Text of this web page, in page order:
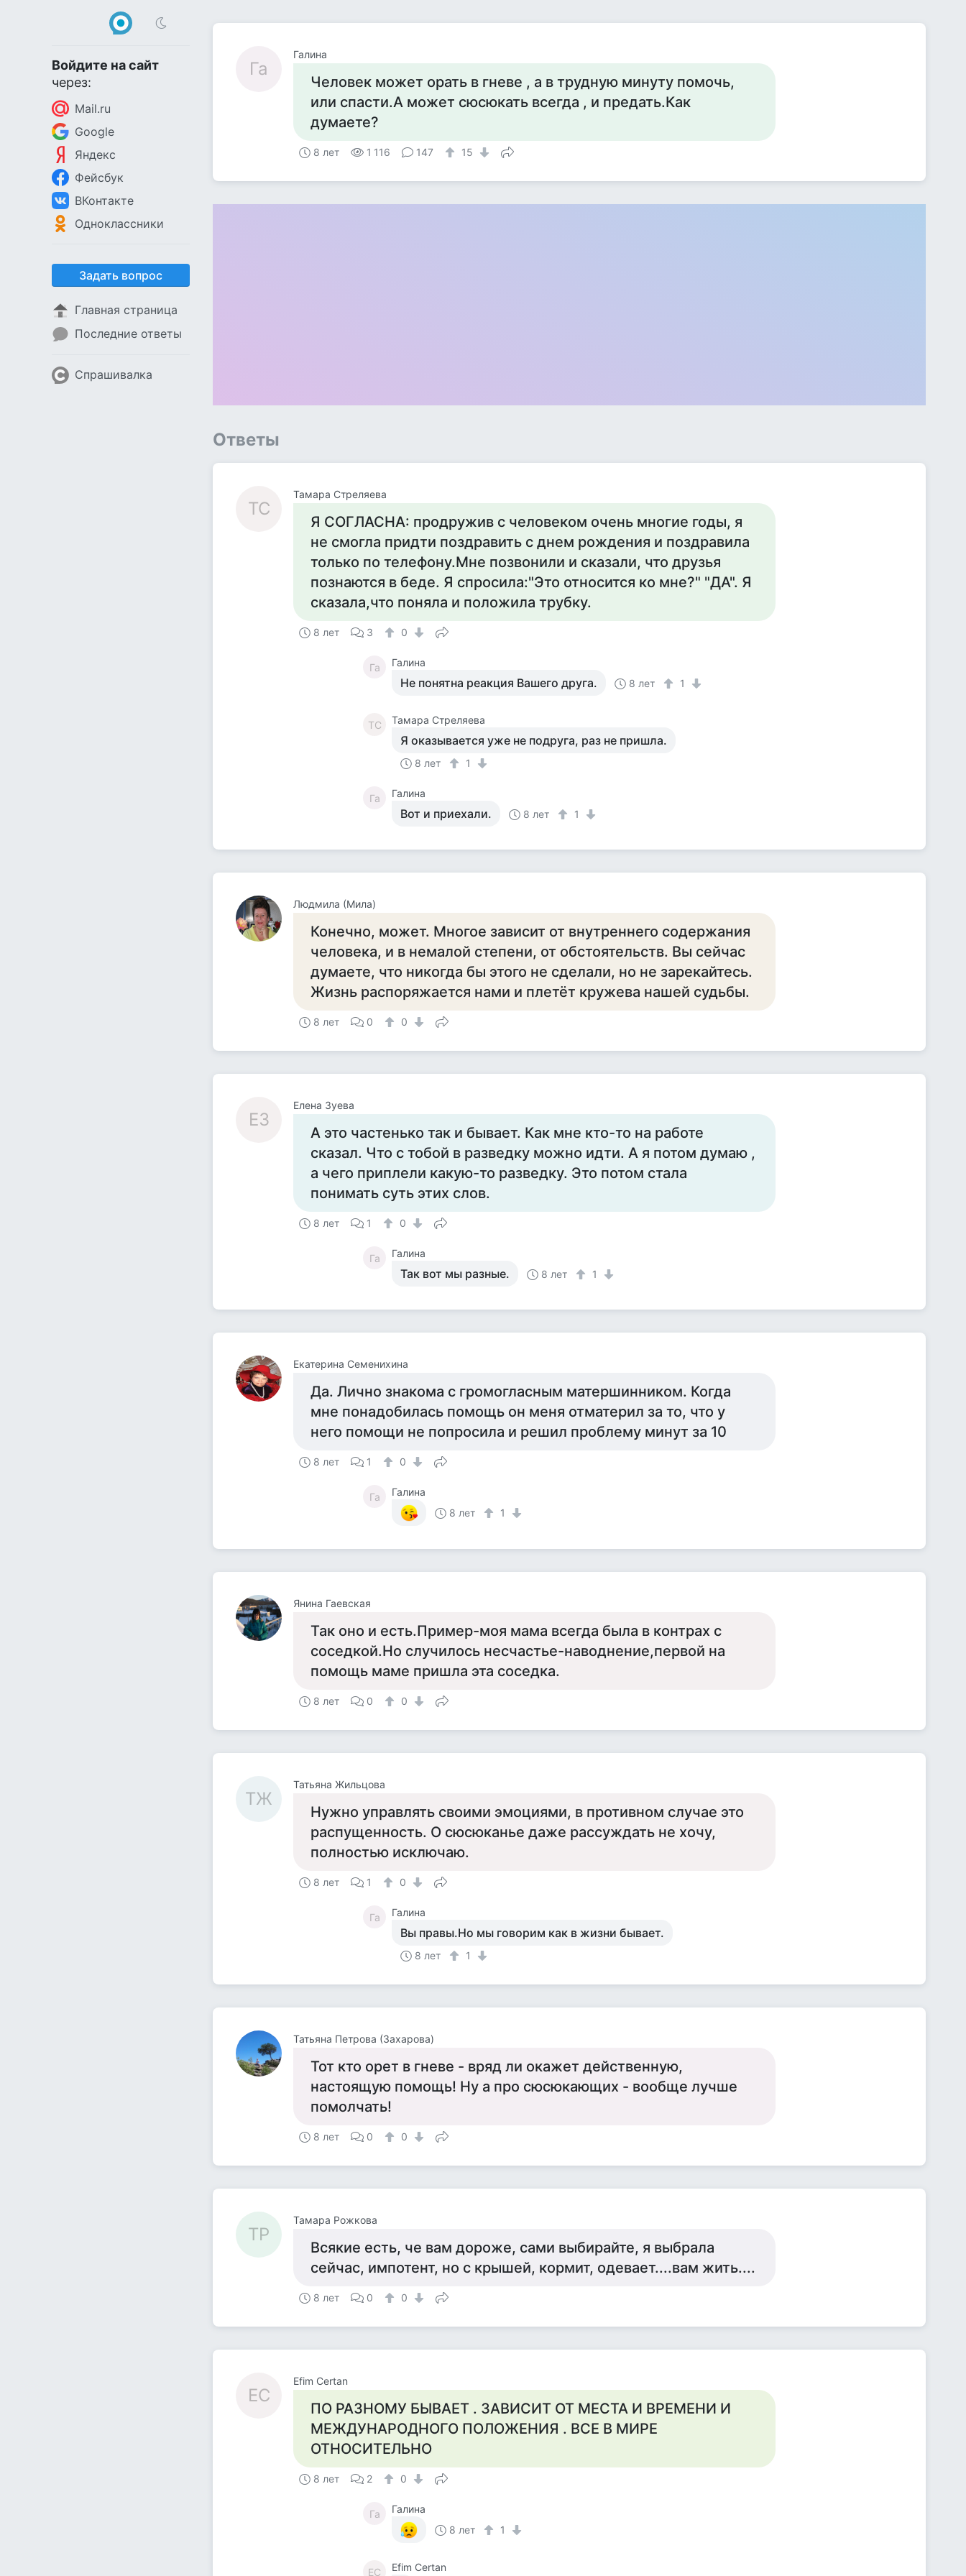
Войдите на сайт
через:
Mail.ru
Google
Яндекс
Фейсбук
ВКонтакте
Одноклассники
Задать вопрос
Главная страница
Последние ответы
Спрашивалка
Га
Галина
Человек может орать в гневе , а в трудную минуту помочь,
или спасти.А может сюсюкать всегда , и предать.Как
думаете?
8 лет 1 116 147 15
Ответы
ТС
Тамара Стреляева
Я СОГЛАСНА: продружив с человеком очень многие годы, я
не смогла придти поздравить с днем рождения и поздравила
только по телефону.Мне позвонили и сказали, что друзья
познаются в беде. Я спросила:"Это относится ко мне?" "ДА". Я
сказала,что поняла и положила трубку.
8 лет 3 0
Га Галина
Не понятна реакция Вашего друга. 8 лет 1
ТС Тамара Стреляева
Я оказывается уже не подруга, раз не пришла.
8 лет 1
Га Галина
Вот и приехали. 8 лет 1
Людмила (Мила)
Конечно, может. Многое зависит от внутреннего содержания
человека, и в немалой степени, от обстоятельств. Вы сейчас
думаете, что никогда бы этого не сделали, но не зарекайтесь.
Жизнь распоряжается нами и плетёт кружева нашей судьбы.
8 лет 0 0
ЕЗ
Елена Зуева
А это частенько так и бывает. Как мне кто-то на работе
сказал. Что с тобой в разведку можно идти. А я потом думаю ,
а чего приплели какую-то разведку. Это потом стала
понимать суть этих слов.
8 лет 1 0
Га Галина
Так вот мы разные. 8 лет 1
Екатерина Семенихина
Да. Лично знакома с громогласным матершинником. Когда
мне понадобилась помощь он меня отматерил за то, что у
него помощи не попросила и решил проблему минут за 10
8 лет 1 0
Га
Галина
8 лет
1
Янина Гаевская
Так оно и есть.Пример-моя мама всегда была в контрах с
соседкой.Но случилось несчастье-наводнение,первой на
помощь маме пришла эта соседка.
8 лет 0 0
ТЖ
Татьяна Жильцова
Нужно управлять своими эмоциями, в противном случае это
распущенность. О сюсюканье даже рассуждать не хочу,
полностью исключаю.
8 лет 1 0
Га Галина
Вы правы.Но мы говорим как в жизни бывает.
8 лет 1
Татьяна Петрова (Захарова)
Тот кто орет в гневе - вряд ли окажет действенную,
настоящую помощь! Ну а про сюсюкающих - вообще лучше
помолчать!
8 лет 0 0
ТР
Тамара Рожкова
Всякие есть, че вам дороже, сами выбирайте, я выбрала
сейчас, импотент, но с крышей, кормит, одевает....вам жить....
8 лет 0 0
EC
Efim Certan
ПО РАЗНОМУ БЫВАЕТ . ЗАВИСИТ ОТ МЕСТА И ВРЕМЕНИ И
МЕЖДУНАРОДНОГО ПОЛОЖЕНИЯ . ВСЕ В МИРЕ
ОТНОСИТЕЛЬНО
8 лет 2 0
Га
Галина
8 лет
1
EC Efim Certan